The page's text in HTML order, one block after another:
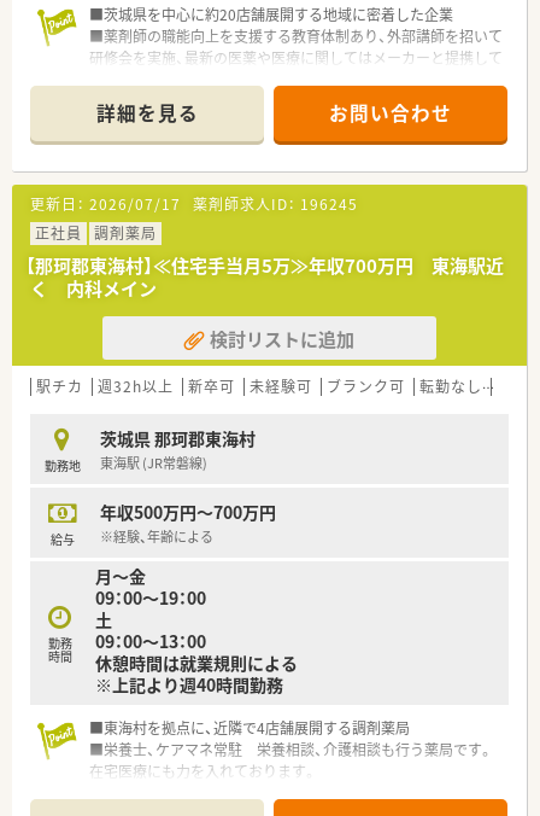
■茨城県を中心に約20店舗展開する地域に密着した企業
■薬剤師の職能向上を支援する教育体制あり、外部講師を招いて
研修会を実施、最新の医薬や医療に関してはメーカーと提携して
■有給取得は希望が通りやすく、プライベートも充実できます
詳細を見る お問い合わせ
更新日： 2026/07/17 薬剤師求人ID： 196245
正社員
調剤薬局
【那珂郡東海村】≪住宅手当月5万≫年収700万円 東海駅近
く 内科メイン
検討リストに追加
駅チカ 週32h以上 新卒可 未経験可 ブランク可 転勤なし
勤務地
茨城県 那珂郡東海村
東海駅 (JR常磐線)
給与
年収500万円～700万円
※経験、年齢による
勤務
時間
月～金
09：00～19：00
土
09：00～13：00
休憩時間は就業規則による
※上記より週40時間勤務
■東海村を拠点に、近隣で4店舗展開する調剤薬局
■栄養士、ケアマネ常駐 栄養相談、介護相談も行う薬局です。
在宅医療にも力を入れております。